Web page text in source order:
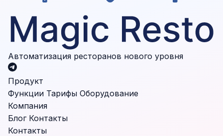
Автоматизация ресторанов нового уровня
Продукт
Функции Тарифы Оборудование
Компания
Блог Контакты
Контакты